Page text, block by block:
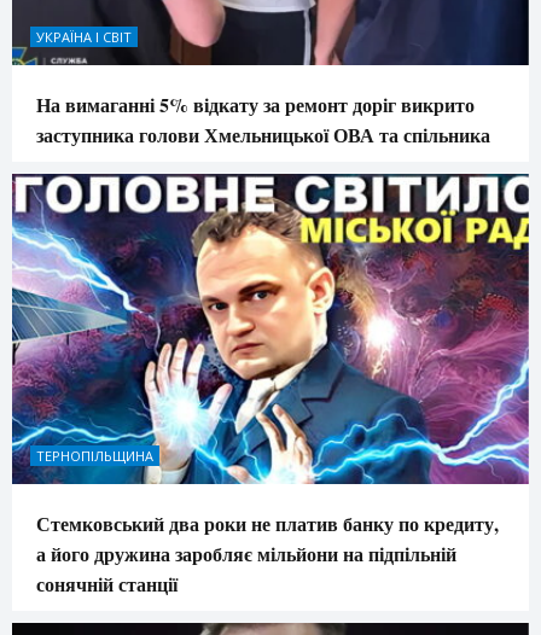
УКРАЇНА І СВІТ
На вимаганні 5% відкату за ремонт доріг викрито
заступника голови Хмельницької ОВА та спільника
ТЕРНОПІЛЬЩИНА
Стемковський два роки не платив банку по кредиту,
а його дружина заробляє мільйони на підпільній
сонячній станції